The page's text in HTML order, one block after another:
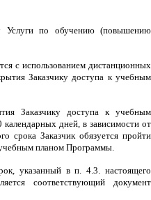
Услуги по обучению (повышению
с использованием дистанционных
Заказчику доступа к учебным
Заказчику доступа к учебным
дней, в зависимости от
срока Заказчик обязуется пройти
планом Программы.
указанный в п. 4.3. настоящего
соответствующий документ